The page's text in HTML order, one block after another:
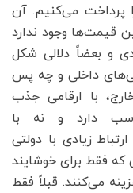
پرداخت می‌کنیم. آن
قیمت‌ها وجود ندارد
و بعضاً دلالی شکل
داخلی و چه پس
با ارقامی جذب
دارد و نه با
زیادی با دولتی
که فقط برای خوشایند
می‌‌‌کنند. قبلاً فقط